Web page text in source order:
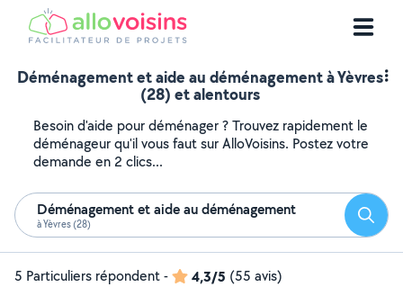
Déménagement et aide au déménagement à Yèvres
(28) et alentours
Besoin d'aide pour déménager ? Trouvez rapidement le
déménageur qu'il vous faut sur AlloVoisins. Postez votre
demande en 2 clics...
Déménagement et aide au déménagement
à Yèvres (28)
5 Particuliers répondent- 4,3/5 (55 avis)